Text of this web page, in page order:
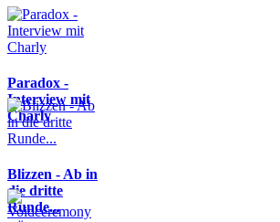
Paradox -
Interview mit
Charly
Blizzen - Ab in
die dritte
Runde...